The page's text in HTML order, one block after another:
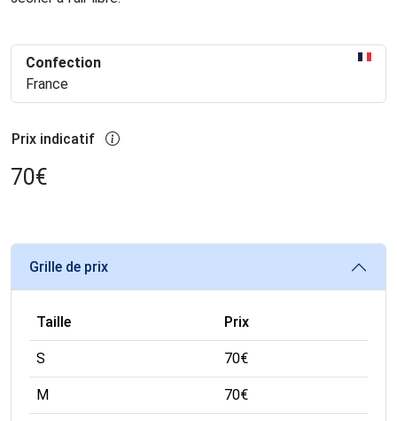
Confection
France
Prix indicatif
70€
Grille de prix
Taille Prix
S 70€
M 70€